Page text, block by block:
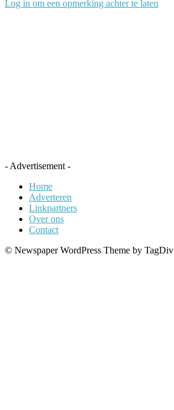
Log in om een opmerking achter te laten
- Advertisement -
Home
Adverteren
Linkpartners
Over ons
Contact
© Newspaper WordPress Theme by TagDiv